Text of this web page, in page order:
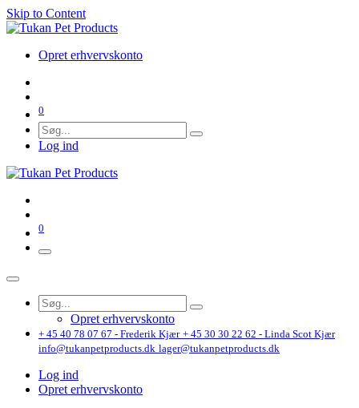
Skip to Content
Opret erhvervskonto
0
Log ind
0
Opret erhvervskonto
+ 45 40 78 07 67 - Frederik Kjær + 45 30 30 22 62 - Linda Scot Kjær
info@tukanpetproducts.dk lager@tukanpetproducts.dk
Log ind
Opret erhvervskonto